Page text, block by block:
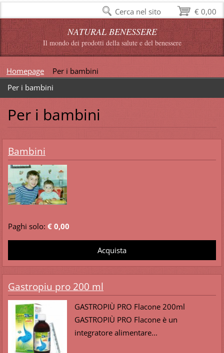
NATURAL BENESSERE
Il mondo dei prodotti della salute e del benessere
Homepage
Per i bambini
Per i bambini
Per i bambini
Bambini
Paghi solo: € 0,00
Gastropiu pro 200 ml
GASTROPIÙ PRO Flacone 200ml
GASTROPIÙ PRO Flacone è un
integratore alimentare...
€ 0,00
Cerca nel sito